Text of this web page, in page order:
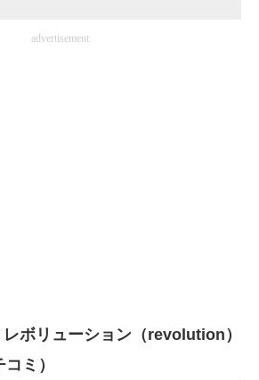
advertisement
ボリューション（revolution）
ミ）